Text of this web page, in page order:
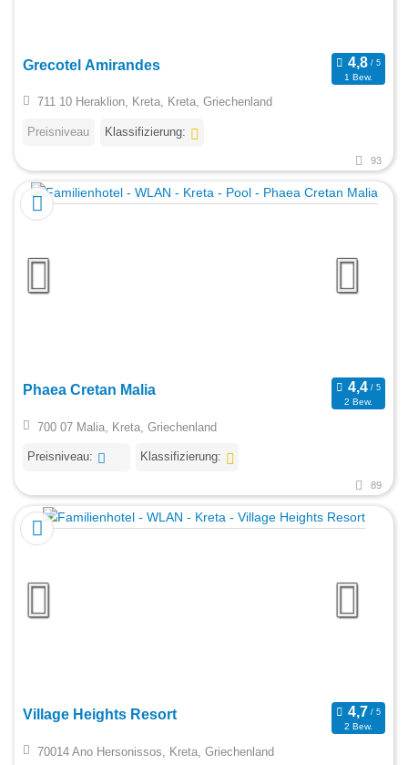
Grecotel Amirandes
1 Bew.
711 10 Heraklion, Kreta, Kreta, Griechenland
Preisniveau Klassifizierung:
93
Phaea Cretan Malia
2 Bew.
700 07 Malia, Kreta, Griechenland
Preisniveau: Klassifizierung:
89
Village Heights Resort
2 Bew.
70014 Ano Hersonissos, Kreta, Griechenland